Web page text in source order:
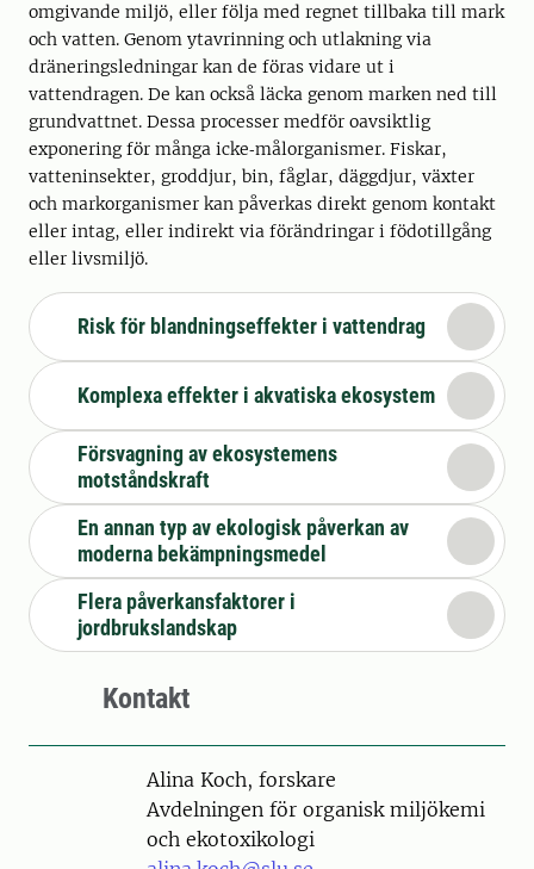
omgivande miljö, eller följa med regnet tillbaka till mark
och vatten. Genom ytavrinning och utlakning via
dräneringsledningar kan de föras vidare ut i
vattendragen. De kan också läcka genom marken ned till
grundvattnet. Dessa processer medför oavsiktlig
exponering för många icke‑målorganismer. Fiskar,
vatteninsekter, groddjur, bin, fåglar, däggdjur, växter
och markorganismer kan påverkas direkt genom kontakt
eller intag, eller indirekt via förändringar i födotillgång
eller livsmiljö.
Risk för blandningseffekter i vattendrag
Komplexa effekter i akvatiska ekosystem
Försvagning av ekosystemens
motståndskraft
En annan typ av ekologisk påverkan av
moderna bekämpningsmedel
Flera påverkansfaktorer i
jordbrukslandskap
Kontakt
PersonAlina Koch, forskare
Avdelningen för organisk miljökemi
och ekotoxikologi